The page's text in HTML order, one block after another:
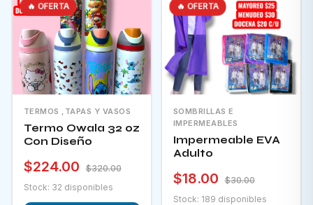
🔥 OFERTA
TERMOS ,TAPAS Y VASOS
Termo Owala 32 oz
Con Diseño
$224.00
$320.00
Stock: 32 disponibles
🔥 OFERTA
SOMBRILLAS E
IMPERMEABLES
Impermeable EVA
Adulto
$18.00
$30.00
Stock: 189 disponibles